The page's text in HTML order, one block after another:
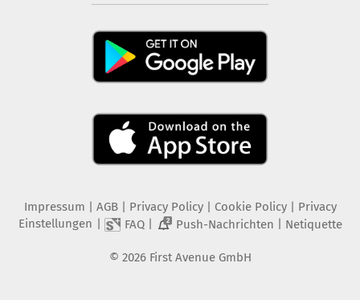
Impressum AGB Privacy Policy| Cookie Policy| Privacy
Einstellungen
FAQ| 2 Push-Nachrichten Netiquette
© 2026 First Avenue GmbH